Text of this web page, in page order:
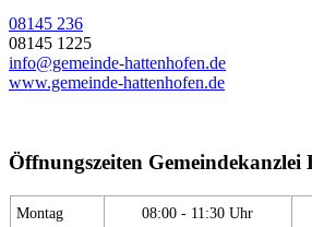
08145 236
08145 1225
info@gemeinde-hattenhofen.de
www.gemeinde-hattenhofen.de
Öffnungszeiten Gemeindekanzlei
Montag 08:00 - 11:30 Uhr